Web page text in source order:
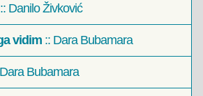
Danilo Živković
vidim :: Dara Bubamara
Bubamara